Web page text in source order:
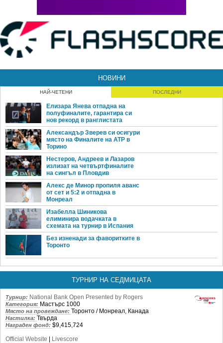
НОВИНИ
НАЙ-ЧЕТЕНИ ПОСЛЕДНИ
Елизара Янева отпадна на
полуфиналите, гарантира си
нов рекорд в ранглистата
Александър Зверев си осигури
място на Финалите на ATP в
Торино
Нестеров, Андреев и Лазаров
излизат на четвъртфиналите
на сингъл в Пловдив
Алекс де Минор пропиля аванс
от сет и 5:2 и отпадна в
Монреал
Изабелла Шиникова
елиминира водачката в
схемата на турнир в Испания
Без изненади за фаворитките в
Торонто
ТУРНИР НА СЕДМИЦАТА
Турнир: National Bank Open Presented by Rogers
Категория: Мастърс 1000
Място на провеждане: Торонто / Монреал, Канада
Настилка: Твърда
Награден фонд: $9,415,724
Official Website | Livescore